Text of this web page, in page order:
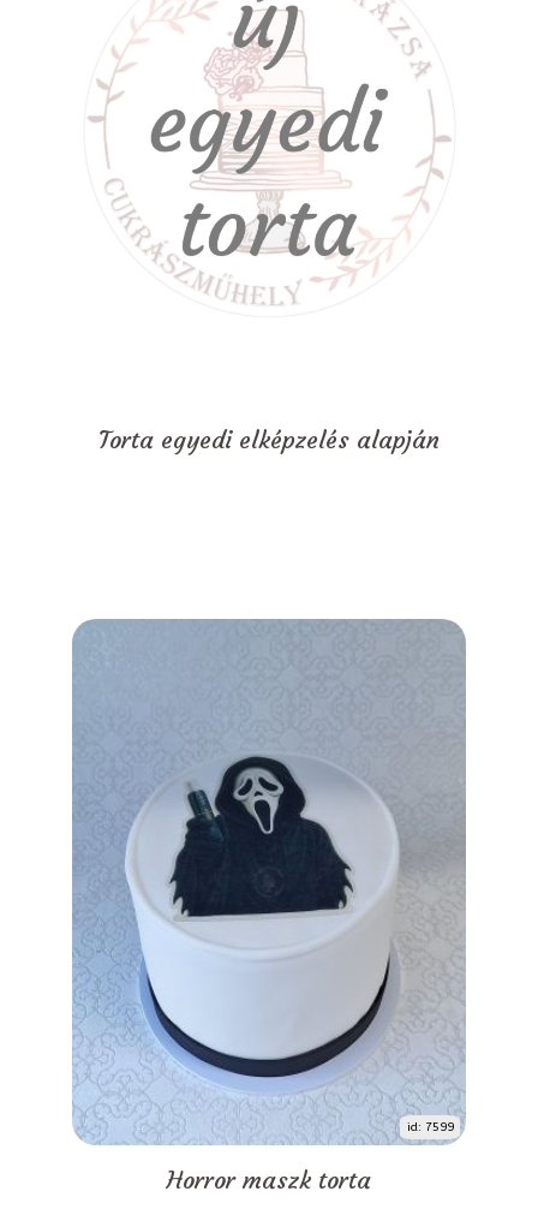
Torta egyedi elképzelés alapján
id: 7599
Horror maszk torta